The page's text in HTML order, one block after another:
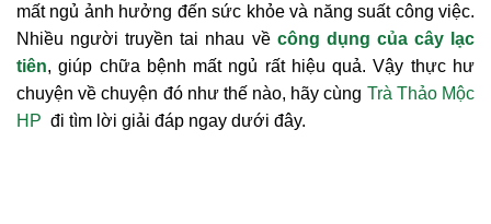
mất ngủ ảnh hưởng đến sức khỏe và năng suất công việc.
Nhiều người truyền tai nhau vềcông dụng của cây lạc
tiên, giúp chữa bệnh mất ngủ rất hiệu quả. Vậy thực hư
chuyện về chuyện đó như thế nào, hãy cùng Trà Thảo Mộc
HP đi tìm lời giải đáp ngay dưới đây.